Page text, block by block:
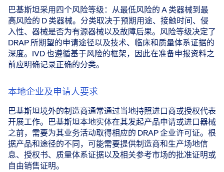
巴基斯坦采用四个风险等级：从最低风险的 A 类器械到最
高风险的 D 类器械。分类取决于预期用途、接触时间、侵
入性、器械是否为有源器械以及故障后果。风险等级决定了
DRAP 所期望的申请途径以及技术、临床和质量体系证据的
深度。IVD 也遵循基于风险的框架，因此在准备申报资料之
前应明确记录正确的分类。
本地企业及申请人要求
巴基斯坦境外的制造商通常通过当地持照进口商或授权代表
开展工作。巴基斯坦本地实体在其发起产品申请或进口器械
之前，需要为其业务活动取得相应的 DRAP 企业许可证。根
据产品和途径的不同，可能需要提供制造商和生产场地信
息、授权书、质量体系证据以及相关参考市场的批准证明或
自由销售证明。